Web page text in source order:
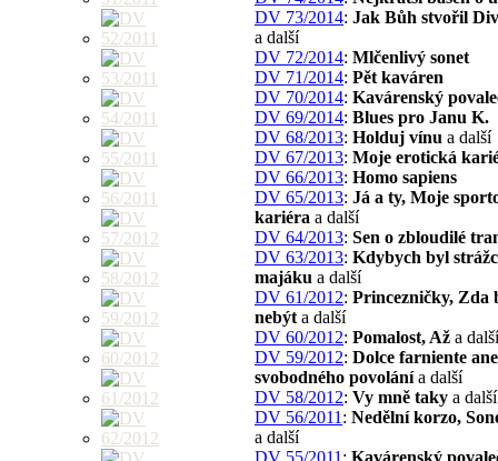
DV 73/2014: Jak Bůh stvořil
a další
DV 72/2014: Mlčenlivý sonet
DV 71/2014: Pět kaváren
DV 70/2014: Kavárenský
DV 69/2014: Blues pro Janu K.
DV 68/2013: Holduj vínu a další
DV 67/2013: Moje erotická
DV 66/2013: Homo sapiens
DV 65/2013: Já a ty, Moje
kariéra a další
DV 64/2013: Sen o zbloudilé
DV 63/2013: Kdybych byl
majáku a další
DV 61/2012: Princezničky, Zda
nebýt a další
DV 60/2012: Pomalost, Až a další
DV 59/2012: Dolce farniente
svobodného povolánía další
DV 58/2012: Vy mně taky a další
DV 56/2011 : Nedělní korzo,
a další
DV 55/2011 : Kavárenský